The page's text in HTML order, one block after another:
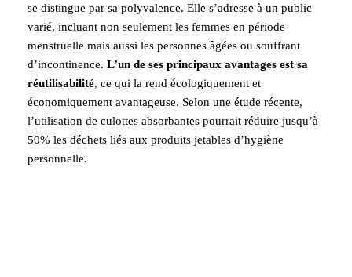
se distingue par sa polyvalence. Elle s’adresse à un public
varié, incluant non seulement les femmes en période
menstruelle mais aussi les personnes âgées ou souffrant
d’incontinence. L’un de ses principaux avantages est sa
réutilisabilité, ce qui la rend écologiquement et
économiquement avantageuse. Selon une étude récente,
l’utilisation de culottes absorbantes pourrait réduire jusqu’à
50% les déchets liés aux produits jetables d’hygiène
personnelle.